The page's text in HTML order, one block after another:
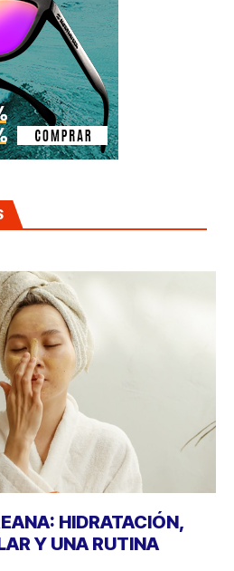
HIDRATACIÓN,
Y UNA RUTINA